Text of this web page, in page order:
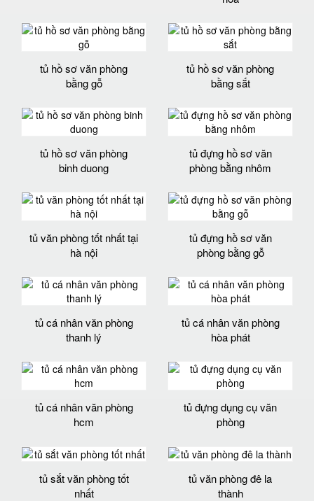
tủ hồ sơ văn phòng
bằng gỗ
tủ hồ sơ văn phòng
bằng sắt
tủ hồ sơ văn phòng
binh duong
tủ đựng hồ sơ văn
phòng bằng nhôm
tủ văn phòng tốt nhất tại
hà nội
tủ đựng hồ sơ văn
phòng bằng gỗ
tủ cá nhân văn phòng
thanh lý
tủ cá nhân văn phòng
hòa phát
tủ cá nhân văn phòng
hcm
tủ đựng dụng cụ văn
phòng
tủ sắt văn phòng tốt
nhất
tủ văn phòng đê la
thành